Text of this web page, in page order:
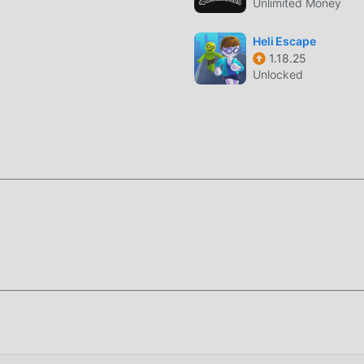
помочь вам пропустить этот процесс, тем самым
от самой игры.
с модами. играй, чего же ты ждешь, скачай прямо сейчас!
Unlimited Money
Heli Escape
1.18.25
Unlocked